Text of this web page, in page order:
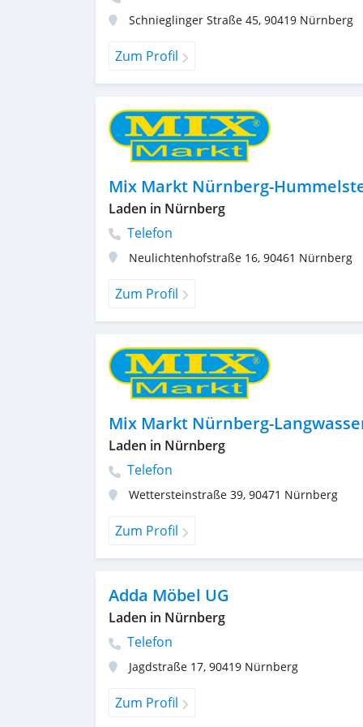
Schnieglinger Straße 45, 90419 Nürnberg
Zum Profil
Mix Markt Nürnberg-
Laden in Nürnberg
Telefon
Neulichtenhofstraße 16, 90461 Nürnberg
Zum Profil
Mix Markt Nürnberg-
Laden in Nürnberg
Telefon
Wettersteinstraße 39, 90471 Nürnberg
Zum Profil
Adda Möbel UG
Laden in Nürnberg
Telefon
Jagdstraße 17, 90419 Nürnberg
Zum Profil